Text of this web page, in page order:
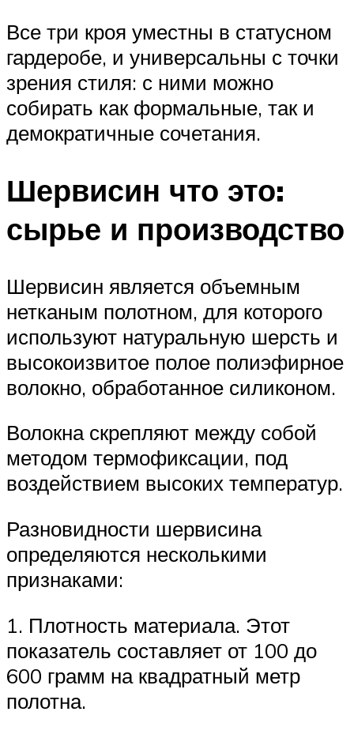
Все три кроя уместны в статусном
гардеробе, и универсальны с точки
зрения стиля: с ними можно
собирать как формальные, так и
демократичные сочетания.
Шервисин что это:
сырье и производство
Шервисин является объемным
нетканым полотном, для которого
используют натуральную шерсть и
высокоизвитое полое полиэфирное
волокно, обработанное силиконом.
Волокна скрепляют между собой
методом термофиксации, под
воздействием высоких температур.
Разновидности шервисина
определяются несколькими
признаками:
1. Плотность материала. Этот
показатель составляет от 100 до
600 грамм на квадратный метр
полотна.